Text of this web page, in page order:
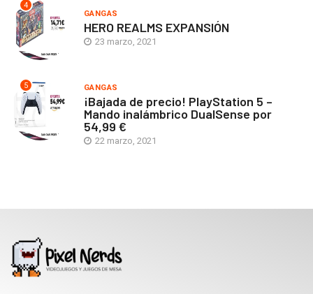
4
GANGAS
HERO REALMS EXPANSIÓN
23 marzo, 2021
5 GANGAS
¡Bajada de precio! PlayStation 5 –
Mando inalámbrico DualSense por
54,99 €
22 marzo, 2021